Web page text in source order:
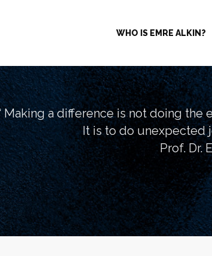
WHO IS EMRE ALKIN?
Making a difference is not doing
It is to do unexpected
Prof. Dr.